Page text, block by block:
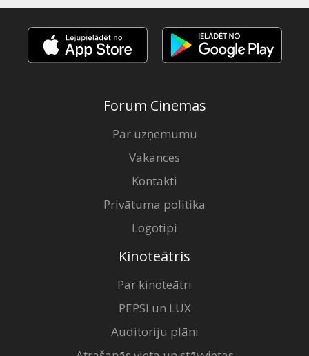
Forum Cinemas
Par uzņēmumu
Vakances
Kontakti
Privātuma politika
Logotipi
Kinoteātris
Par kinoteātri
PEPSI un LUX
Auditoriju plāni